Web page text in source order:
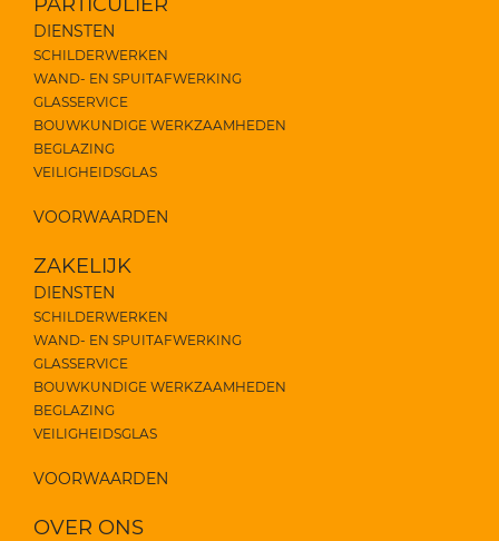
DIENSTEN
SCHILDERWERKEN
WAND- EN SPUITAFWERKING
GLASSERVICE
BOUWKUNDIGE WERKZAAMHEDEN
BEGLAZING
VEILIGHEIDSGLAS
VOORWAARDEN
ZAKELIJK
DIENSTEN
SCHILDERWERKEN
WAND- EN SPUITAFWERKING
GLASSERVICE
BOUWKUNDIGE WERKZAAMHEDEN
BEGLAZING
VEILIGHEIDSGLAS
VOORWAARDEN
OVER ONS